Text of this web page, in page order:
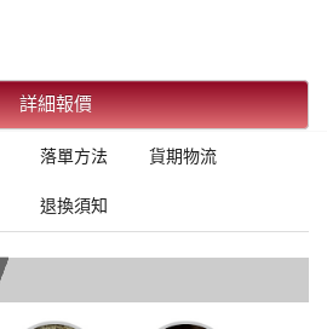
詳細報價
落單方法 貨期物流
退換須知